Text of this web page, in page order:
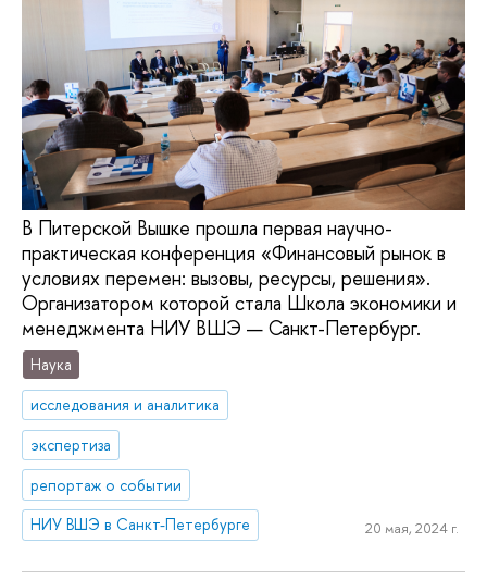
В Питерской Вышке прошла первая научно-
практическая конференция «Финансовый рынок в
условиях перемен: вызовы, ресурсы, решения».
Организатором которой стала Школа экономики и
менеджмента НИУ ВШЭ — Санкт-Петербург.
Наука
исследования и аналитика
экспертиза
репортаж о событии
НИУ ВШЭ в Санкт-Петербурге
20 мая, 2024 г.